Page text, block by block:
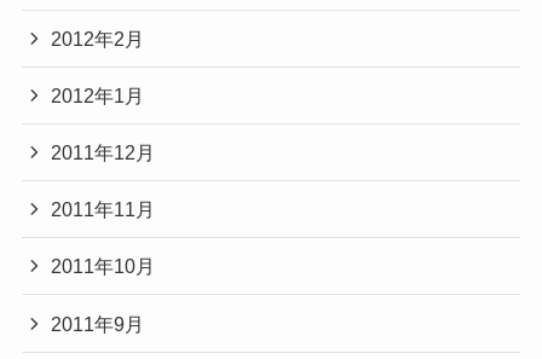
2012年2月
2012年1月
2011年12月
2011年11月
2011年10月
2011年9月